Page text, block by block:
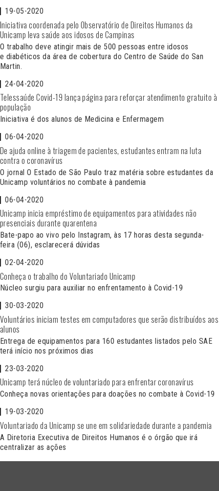
19-05-2020
Iniciativa coordenada pelo Observatório de Direitos Humanos da
Unicamp leva saúde aos idosos de Campinas
O trabalho deve atingir mais de 500 pessoas entre idosos
e diabéticos da área de cobertura do Centro de Saúde do San
Martin.
24-04-2020
Telessaúde Covid-19 lança página para reforçar atendimento gratuito à
população
Iniciativa é dos alunos de Medicina e Enfermagem
06-04-2020
De ajuda online à triagem de pacientes, estudantes entram na luta
contra o coronavírus
O jornal O Estado de São Paulo traz matéria sobre estudantes da
Unicamp voluntários no combate à pandemia
06-04-2020
Unicamp inicia empréstimo de equipamentos para atividades não
presenciais durante quarentena
Bate-papo ao vivo pelo Instagram, às 17 horas desta segunda-
feira (06), esclarecerá dúvidas
02-04-2020
Conheça o trabalho do Voluntariado Unicamp
Núcleo surgiu para auxiliar no enfrentamento à Covid-19
30-03-2020
Voluntários iniciam testes em computadores que serão distribuídos aos
alunos
Entrega de equipamentos para 160 estudantes listados pelo SAE
terá início nos próximos dias
23-03-2020
Unicamp terá núcleo de voluntariado para enfrentar coronavírus
Conheça novas orientações para doações no combate à Covid-19
19-03-2020
Voluntariado da Unicamp se une em solidariedade durante a pandemia
A Diretoria Executiva de Direitos Humanos é o órgão que irá
centralizar as ações